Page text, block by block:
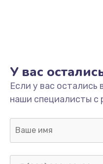
У вас
Если у вас
наши специалисты с